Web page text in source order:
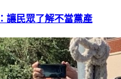
讓民眾了解不當黨產